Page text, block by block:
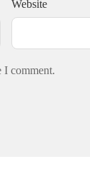
Website
I comment.